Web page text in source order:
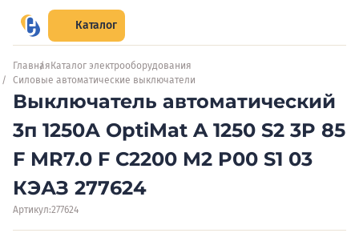
Каталог
Главная Каталог электрооборудования
Силовые автоматические выключатели
Выключатель автоматический
3п 1250А OptiMat A 1250 S2 3P 85
F MR7.0 F C2200 M2 P00 S1 03
КЭАЗ 277624
Артикул:277624